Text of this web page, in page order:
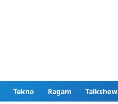
Tekno Ragam Talkshow